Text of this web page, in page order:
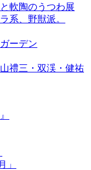
軟陶のうつわ展
系、野獣派。
ーデン
禮三・双渓・健祐
」